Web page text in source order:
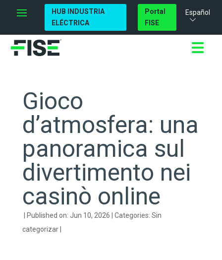
HUB INDUSTRIA
ELÉCTRICA
Portal
FISE
Español
Gioco
d’atmosfera: una
panoramica sul
divertimento nei
casinò online
Published on: Jun 10, 2026 Categories: Sin
categorizar